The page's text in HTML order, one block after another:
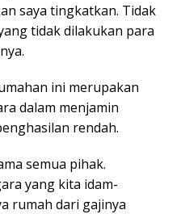
saya tingkatkan. Tidak
tidak dilakukan para
ini merupakan
dalam menjamin
rendah.
semua pihak.
yang kita idam-
rumah dari gajinya